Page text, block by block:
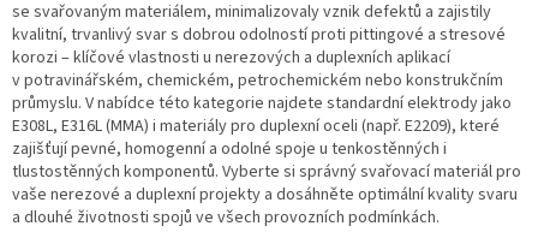
v
ý
p
i
s
u
se svařovaným materiálem, minimalizovaly vznik defektů a zajistily
kvalitní, trvanlivý svar s dobrou odolností proti pittingové a stresové
korozi – klíčové vlastnosti u nerezových a duplexních aplikací
v potravinářském, chemickém, petrochemickém nebo konstrukčním
průmyslu. V nabídce této kategorie najdete standardní elektrody jako
E308L, E316L (MMA) i materiály pro duplexní oceli (např. E2209), které
zajišťují pevné, homogenní a odolné spoje u tenkostěnných i
tlustostěnných komponentů. Vyberte si správný svařovací materiál pro
vaše nerezové a duplexní projekty a dosáhněte optimální kvality svaru
a dlouhé životnosti spojů ve všech provozních podmínkách.